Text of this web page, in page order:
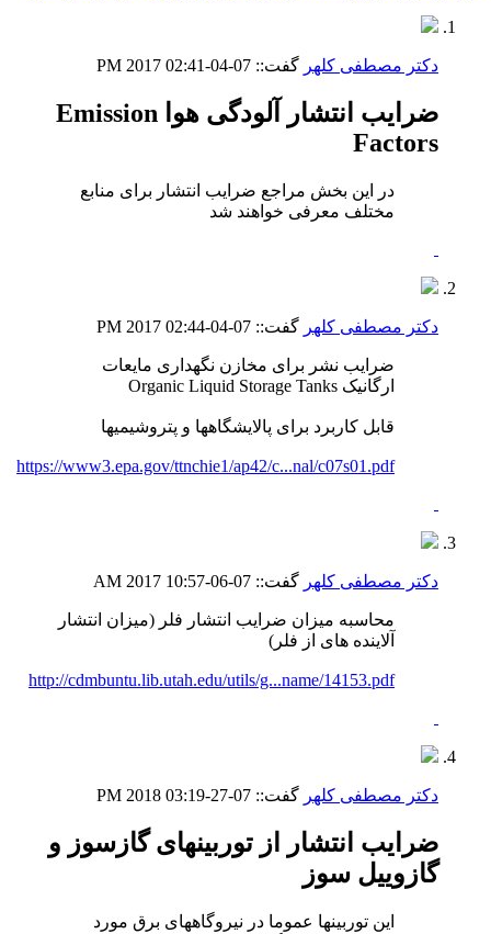
دکتر مصطفی کلهر گفت:: 07-04-2017
02:41 PM
ضرایب انتشار آلودگی هوا Emission
Factors
در این بخش مراجع ضرایب انتشار برای منابع
مختلف معرفی خواهند شد
دکتر مصطفی کلهر گفت:: 07-04-2017
02:44 PM
ضرایب نشر برای مخازن نگهداری مایعات
ارگانیک Organic Liquid Storage Tanks
قابل کاربرد برای پالایشگاهها و پتروشیمیها
https://www3.epa.gov/ttnchie1/ap42/c...nal/c07s01.pdf
دکتر مصطفی کلهر گفت:: 07-06-2017
10:57 AM
محاسبه میزان ضرایب انتشار فلر (میزان انتشار
آلاینده های از فلر)
http://cdmbuntu.lib.utah.edu/utils/g...name/14153.pdf
دکتر مصطفی کلهر گفت:: 07-27-2018
03:19 PM
ضرایب انتشار از توربینهای گازسوز و
گازوییل سوز
این توربینها عموما در نیروگاههای برق مورد